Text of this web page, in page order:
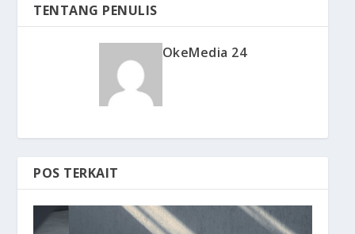
TENTANG PENULIS
OkeMedia 24
POS TERKAIT